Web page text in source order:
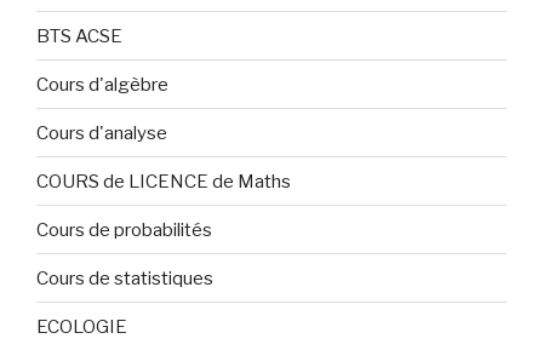
BTS ACSE
Cours d'algèbre
Cours d'analyse
COURS de LICENCE de Maths
Cours de probabilités
Cours de statistiques
ECOLOGIE